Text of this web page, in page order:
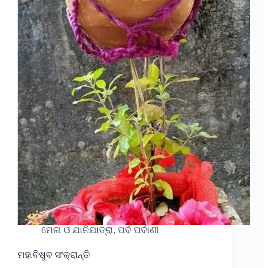
ମେଳା ଓ ଯାନିଯାତ୍ରା, ପର୍ବ ପର୍ବାଣୀ
ମହାବିଷୁବ ସଂକ୍ରାନ୍ତି